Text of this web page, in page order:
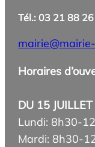
Tél.: 03 21 88
Horaires
DU 15
Lundi: 8h30-
Mardi: 8h30-